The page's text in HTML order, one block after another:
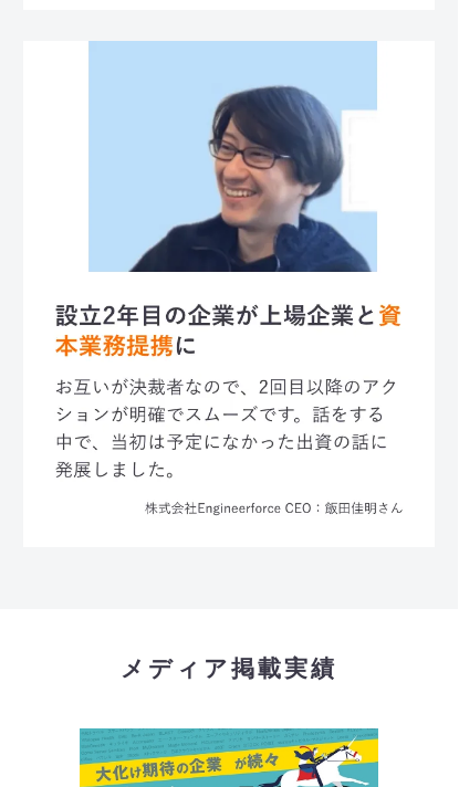
メディア掲載実績